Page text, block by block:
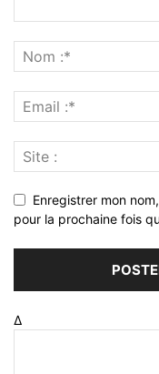
Enregistrer mon
pour la prochaine fois
Δ